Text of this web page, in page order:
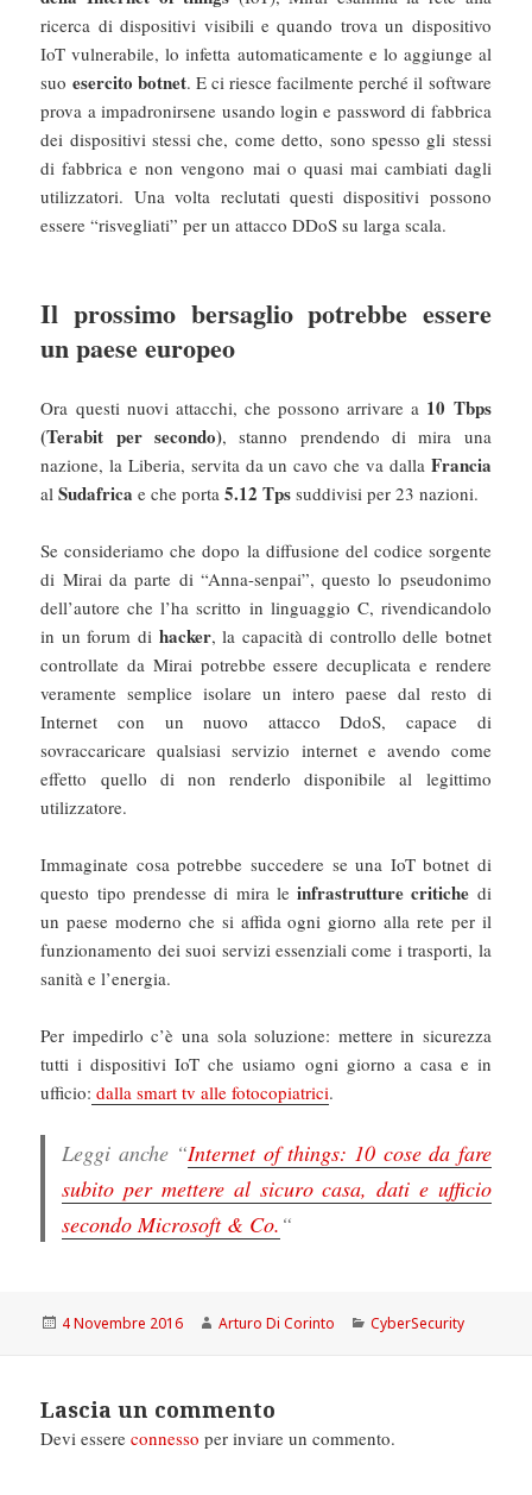
ricerca di dispositivi visibili e quando trova un dispositivo
IoT vulnerabile, lo infetta automaticamente e lo aggiunge al
suo esercito botnet. E ci riesce facilmente perché il software
prova a impadronirsene usando login e password di fabbrica
dei dispositivi stessi che, come detto, sono spesso gli stessi
di fabbrica e non vengono mai o quasi mai cambiati dagli
utilizzatori. Una volta reclutati questi dispositivi possono
essere “risvegliati” per un attacco DDoS su larga scala.
Il prossimo bersaglio potrebbe essere
un paese europeo
Ora questi nuovi attacchi, che possono arrivare a 10 Tbps
(Terabit per secondo), stanno prendendo di mira una
nazione, la Liberia, servita da un cavo che va dalla Francia
alSudafrica e che porta5.12 Tps suddivisi per 23 nazioni.
Se consideriamo che dopo la diffusione del codice sorgente
di Mirai da parte di “Anna-senpai”, questo lo pseudonimo
dell’autore che l’ha scritto in linguaggio C, rivendicandolo
in un forum di hacker, la capacità di controllo delle botnet
controllate da Mirai potrebbe essere decuplicata e rendere
veramente semplice isolare un intero paese dal resto di
Internet con un nuovo attacco DdoS, capace di
sovraccaricare qualsiasi servizio internet e avendo come
effetto quello di non renderlo disponibile al legittimo
utilizzatore.
Immaginate cosa potrebbe succedere se una IoT botnet di
questo tipo prendesse di mira leinfrastrutture critiche di
un paese moderno che si affida ogni giorno alla rete per il
funzionamento dei suoi servizi essenziali come i trasporti, la
sanità e l’energia.
Per impedirlo c’è una sola soluzione: mettere in sicurezza
tutti i dispositivi IoT che usiamo ogni giorno a casa e in
ufficio: dalla smart tv alle fotocopiatrici.
Leggi anche “Internet of things: 10 cose da fare
subito per mettere al sicuro casa, dati e ufficio
secondo Microsoft & Co. “
Scritto
4 Novembre 2016 Autore
Arturo Di Corinto Categorie
CyberSecurity
Lascia un commento
Devi essereconnesso per inviare un commento.